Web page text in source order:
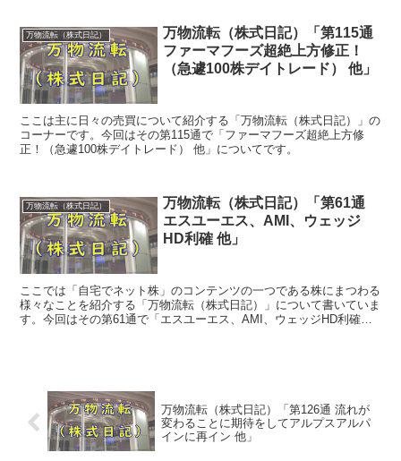
万物流転（株式日記）
万物流転（株式日記）「第115通
ファーマフーズ超絶上方修正！
（急遽100株デイトレード） 他」
ここは主に日々の売買について紹介する「万物流転（株式日記）」の
コーナーです。今回はその第115通で「ファーマフーズ超絶上方修
正！（急遽100株デイトレード） 他」についてです。
万物流転（株式日記）
万物流転（株式日記）「第61通
エスユーエス、AMI、ウェッジ
HD利確 他」
ここでは「自宅でネット株」のコンテンツの一つである株にまつわる
様々なことを紹介する「万物流転（株式日記）」について書いていま
す。今回はその第61通で「エスユーエス、AMI、ウェッジHD利確
万物流転（株式日記）「第126通 流れが
変わることに期待をしてアルプスアルパ
インに再イン 他」